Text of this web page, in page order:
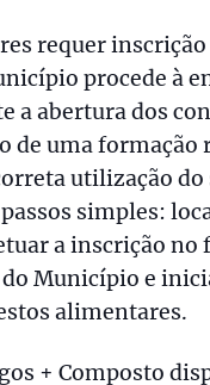
requer
procede à
a abertura dos
de uma formação
utilização do
simples:
a inscrição no
Município e
alimentares.
+ Composto